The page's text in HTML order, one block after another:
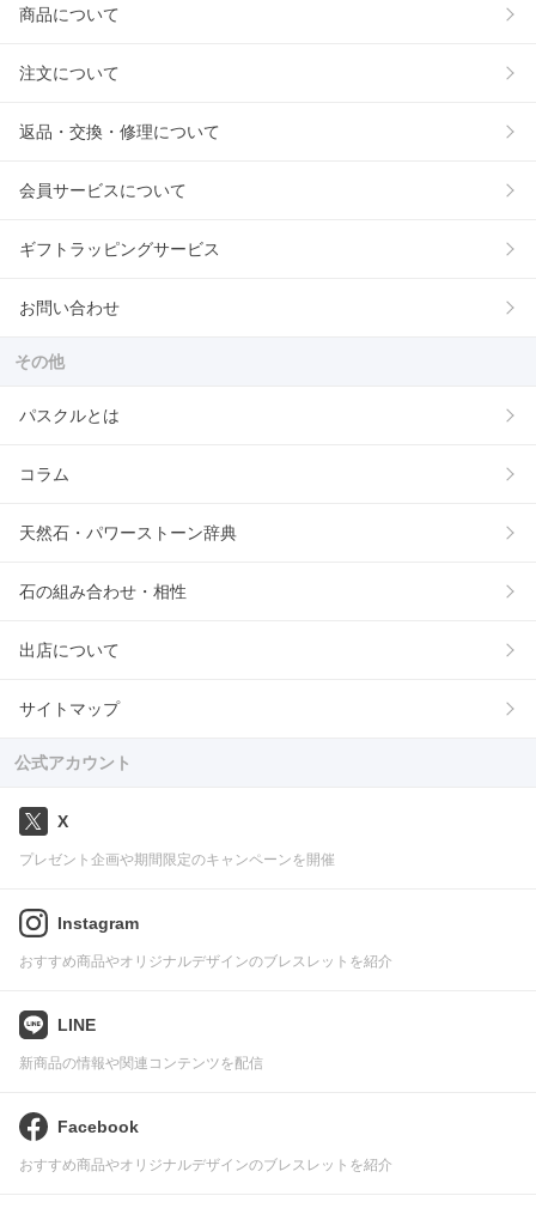
商品について
注文について
返品・交換・修理について
会員サービスについて
ギフトラッピングサービス
お問い合わせ
その他
パスクルとは
コラム
天然石・パワーストーン辞典
石の組み合わせ・相性
出店について
サイトマップ
公式アカウント
X
プレゼント企画や期間限定のキャンペーンを開催
Instagram
おすすめ商品やオリジナルデザインのブレスレットを紹介
LINE
新商品の情報や関連コンテンツを配信
Facebook
おすすめ商品やオリジナルデザインのブレスレットを紹介